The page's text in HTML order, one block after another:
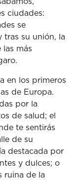
ciudades:
se
tras su unión, la
las más
en los primeros
de Europa.
por la
de salud; el
te sentirás
de su
destacada por
y dulces; o
ruina de la